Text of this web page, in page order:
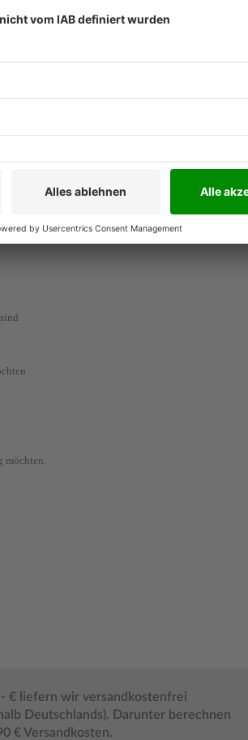
dem Kunden
möchten.
€ liefern wir versandkostenfrei
Deutschlands). Darunter berechnen
€ Versandkosten.